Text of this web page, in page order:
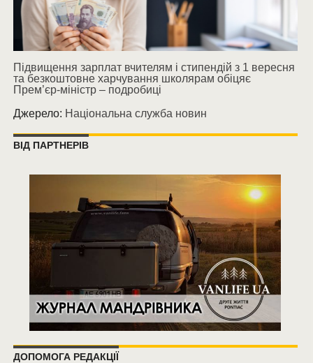
Підвищення зарплат вчителям і стипендій з 1 вересня
та безкоштовне харчування школярам обіцяє
Прем’єр-міністр – подробиці
Джерело: Національна служба новин
ВІД ПАРТНЕРІВ
ДОПОМОГА РЕДАКЦІЇ